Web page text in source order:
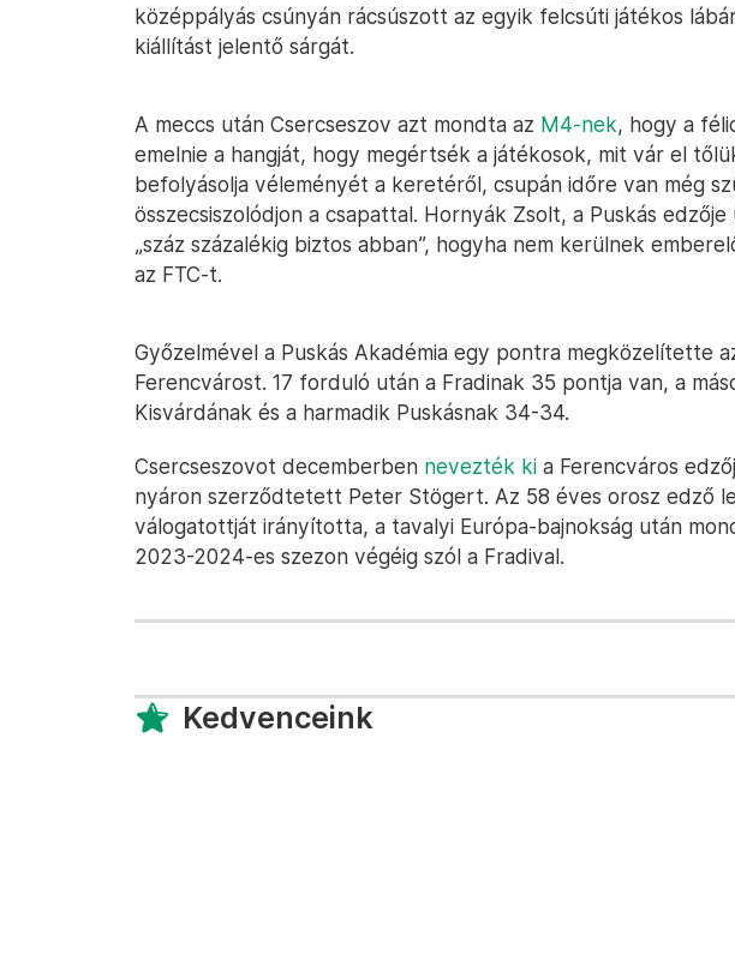
középpályás csúnyán rácsúszott az egyik felcsúti játékos
kiállítást jelentő sárgát.
A meccs után Csercseszov azt mondta az M4-nek, hogy a
emelnie a hangját, hogy megértsék a játékosok, mit vár el
befolyásolja véleményét a keretéről, csupán időre van még
összecsiszolódjon a csapattal. Hornyák Zsolt, a Puskás
„száz százalékig biztos abban”, hogyha nem kerülnek
az FTC-t.
Győzelmével a Puskás Akadémia egy pontra megközelítette
Ferencvárost. 17 forduló után a Fradinak 35 pontja van, a
Kisvárdának és a harmadik Puskásnak 34-34.
Csercseszovot decemberben nevezték ki a Ferencváros
nyáron szerződtetett Peter Stögert. Az 58 éves orosz edző
válogatottját irányította, a tavalyi Európa-bajnokság után
2023-2024-es szezon végéig szól a Fradival.
Kedvenceink